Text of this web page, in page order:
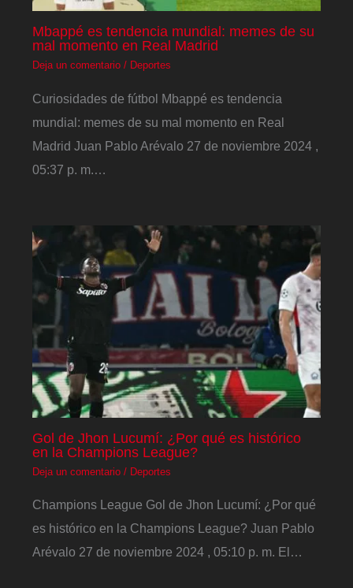
Mbappé es tendencia mundial: memes de su
mal momento en Real Madrid
Deja un comentario / Deportes
Curiosidades de fútbol Mbappé es tendencia
mundial: memes de su mal momento en Real
Madrid Juan Pablo Arévalo 27 de noviembre 2024 ,
05:37 p. m.…
Gol de Jhon Lucumí: ¿Por qué es histórico
en la Champions League?
Deja un comentario / Deportes
Champions League Gol de Jhon Lucumí: ¿Por qué
es histórico en la Champions League? Juan Pablo
Arévalo 27 de noviembre 2024 , 05:10 p. m. El…